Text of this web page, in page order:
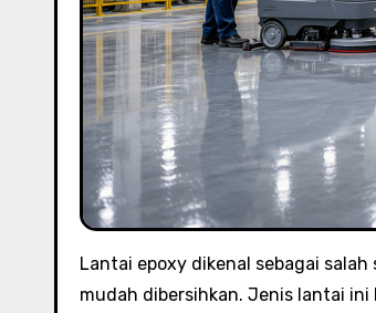
Lantai epoxy dikenal sebagai
mudah dibersihkan. Jenis lantai